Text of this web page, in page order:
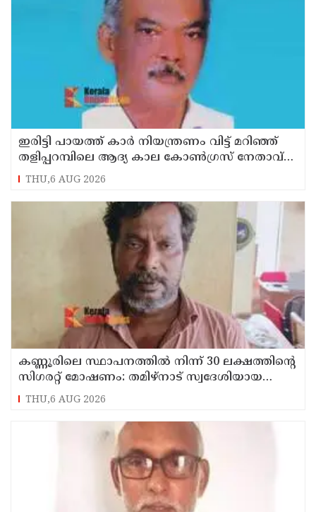
ഇരിട്ടി പായത്ത് കാർ നിയന്ത്രണം വിട്ട് മറിഞ്ഞ്
തളിപ്പറമ്പിലെ ആദ്യ കാല കോണ്‍ഗ്രസ് നേതാവ്
മരിച്ചു
THU,6 AUG 2026
കണ്ണൂരിലെ സ്ഥാപനത്തിൽ നിന്ന് 30 ലക്ഷത്തിന്റെ
സിഗരറ്റ് മോഷണം: തമിഴ്‌നാട് സ്വദേശിയായ
സെയിൽസ്മാൻ തെങ്കാശിയിൽ പിടിയിൽ
THU,6 AUG 2026